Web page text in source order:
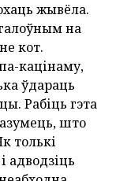
жывёла.
на
кот.
кацінаму,
ўдараць
Рабіць гэта
што
толькі
адводзіць